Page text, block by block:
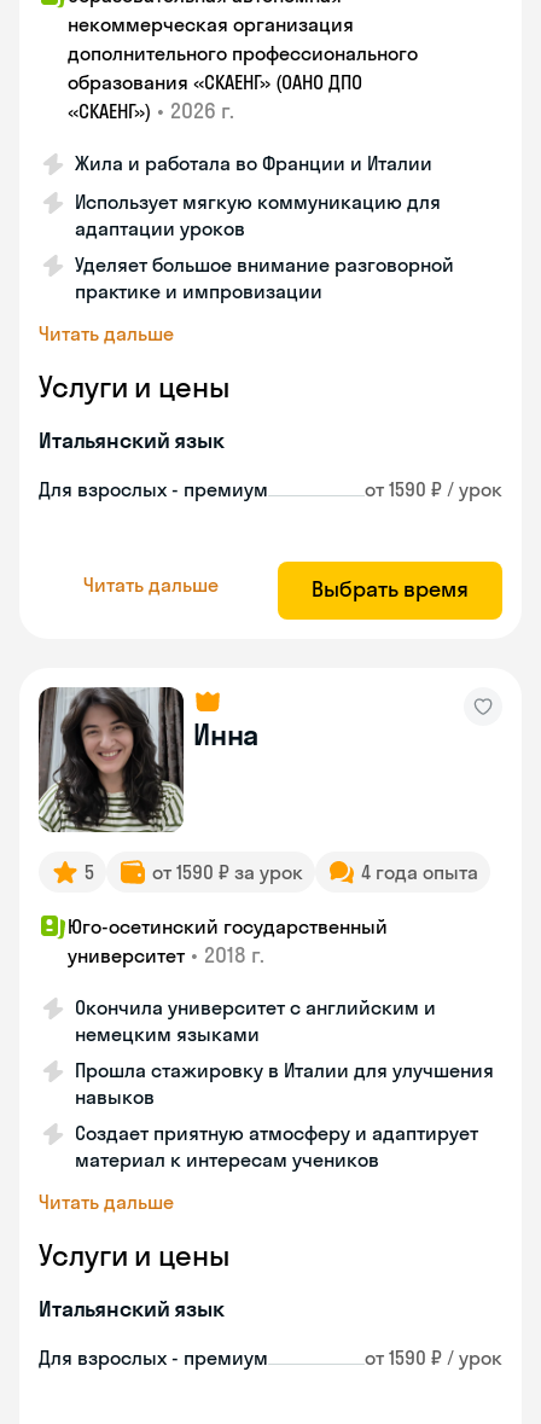
некоммерческая организация
дополнительного профессионального
образования «СКАЕНГ» (ОАНО ДПО
«СКАЕНГ») • 2026 г.
Жила и работала во Франции и Италии
Использует мягкую коммуникацию для
адаптации уроков
Уделяет большое внимание разговорной
практике и импровизации
Читать дальше
Услуги и цены
Итальянский язык
Для взрослых - премиум от 1590 ₽ / урок
Читать дальше Выбрать время
Инна
5 от 1590 ₽ за урок 4 года опыта
Юго-осетинский государственный
университет • 2018 г.
Окончила университет с английским и
немецким языками
Прошла стажировку в Италии для улучшения
навыков
Создает приятную атмосферу и адаптирует
материал к интересам учеников
Читать дальше
Услуги и цены
Итальянский язык
Для взрослых - премиум от 1590 ₽ / урок